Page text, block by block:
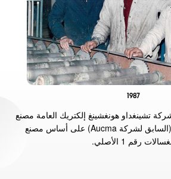
1987
أنشأت شركة تشينغداو هونغشينغ إلكتريك العامة مصنع
Huanghai Freezer (السابق لشركة Aucma) على أساس مصنع
رقم 1 الأصلي.